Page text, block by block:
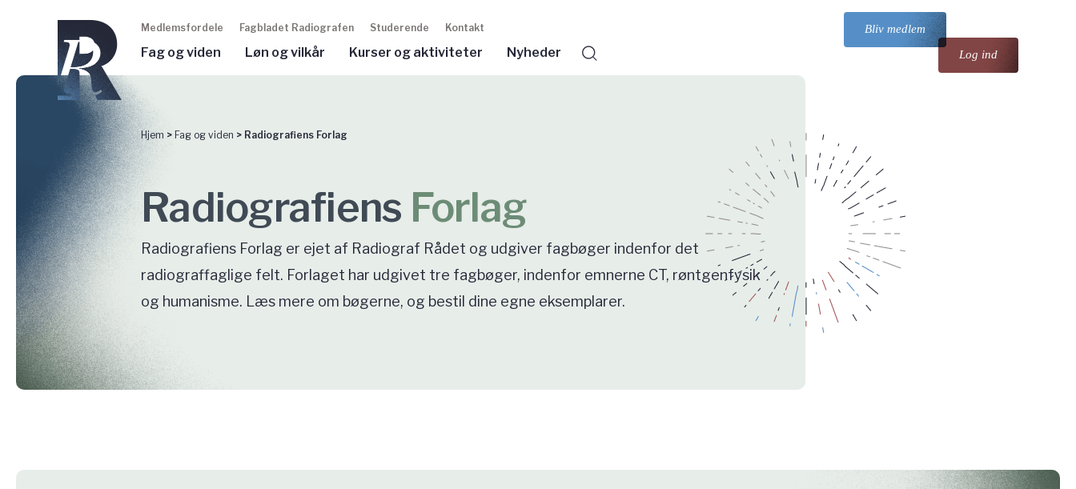
Medlemsfordele Fagbladet Radiografen Studerende Kontakt
Fag og viden Løn og vilkår Kurser og aktiviteter Nyheder
Bliv medlem
Log ind
Hjem > Fag og viden > Radiografiens Forlag
Radiografiens Forlag
Radiografiens Forlag er ejet af Radiograf Rådet og udgiver fagbøger indenfor det
radiograffaglige felt. Forlaget har udgivet tre fagbøger, indenfor emnerne CT, røntgenfysik
og humanisme. Læs mere om bøgerne, og bestil dine egne eksemplarer.